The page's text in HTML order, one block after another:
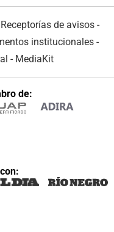
Receptorías de avisos -
institucionales -
- MediaKit
de: